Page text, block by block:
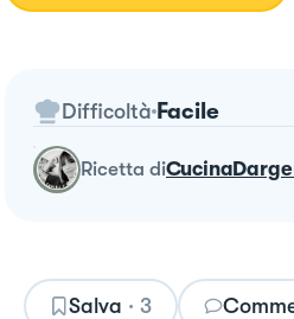
Difficoltà Facile
ricetta di
Salva · 3